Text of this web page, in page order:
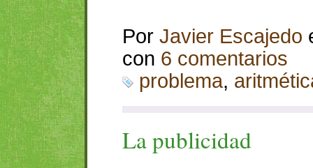
Por Javier Escajedo
con 6 comentarios
problema,
La publicidad